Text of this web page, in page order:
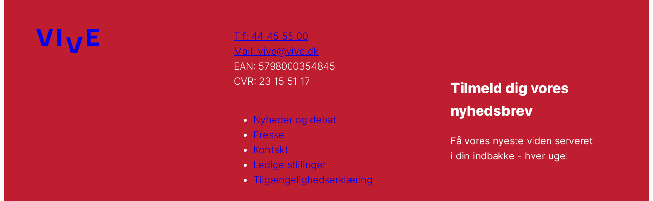
Tlf: 44 45 55 00
Mail: vive@vive.dk
EAN: 5798000354845
CVR: 23 15 51 17
Nyheder og debat
Presse
Kontakt
Ledige stillinger
Tilgængelighedserklæring
Tilmeld dig vores
nyhedsbrev
Få vores nyeste viden serveret
i din indbakke - hver uge!